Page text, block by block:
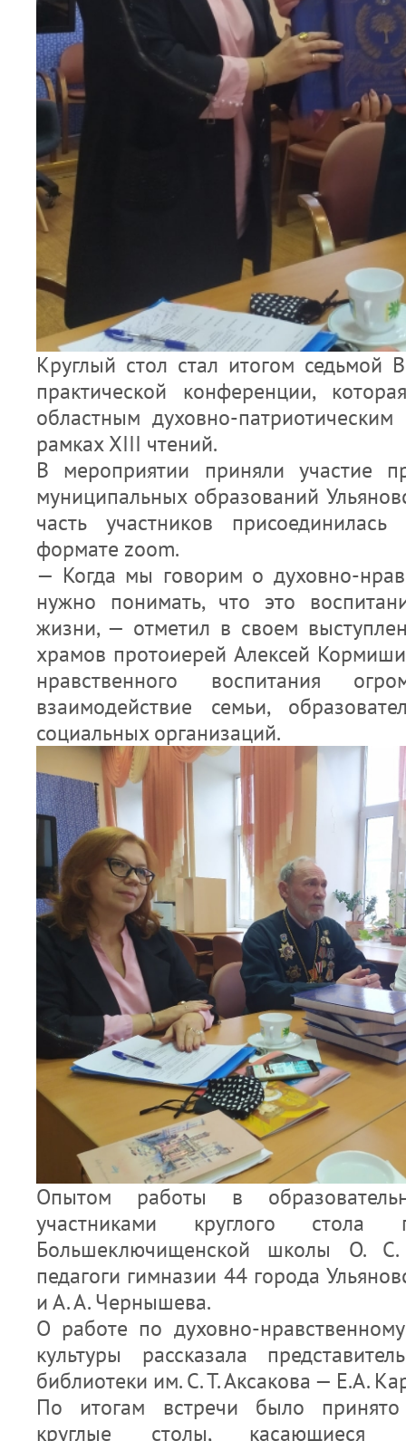
Круглый стол стал итогом седьмой
практической конференции,
областным духовно-
рамках XIII чтений.
В мероприятии приняли участие
муниципальных образований
часть участников
формате zoom.
— Когда мы говорим о духовно-
нужно понимать, что это
жизни, — отметил в своем
храмов протоиерей Алексей
нравственного воспитания
взаимодействие семьи,
социальных организаций.
Опытом работы в
участниками круглого стола
Большеключищенской школы О.
педагоги гимназии 44 города
и А. А. Чернышева.
О работе по духовно-
культуры рассказала
библиотеки им. С. Т. Аксакова — Е.А.
По итогам встречи было
круглые столы, касающиеся